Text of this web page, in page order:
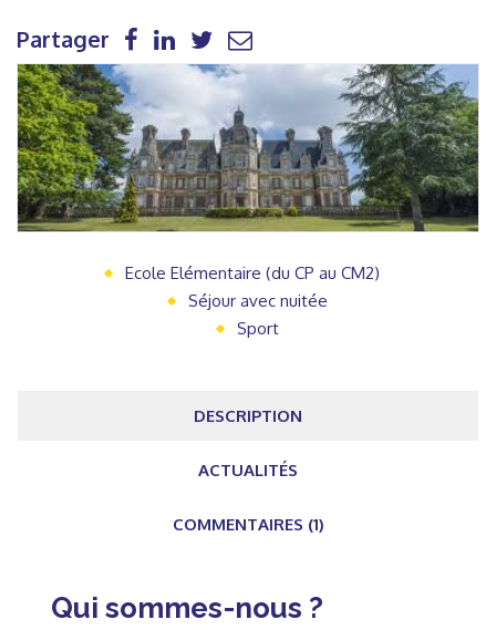
Partager
Ecole Elémentaire (du CP au CM2)
Séjour avec nuitée
Sport
DESCRIPTION
ACTUALITÉS
COMMENTAIRES (1)
Qui sommes-nous ?